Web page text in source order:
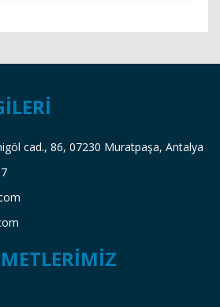
cad., 86, 07230 Muratpaşa, Antalya